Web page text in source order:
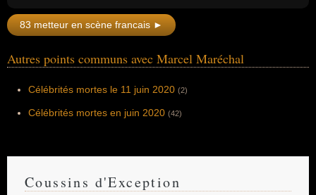
mis en scène Eschyle, Botho Strauss,
Goldoni, Pirandello, Shakespeare, Sophocle,
Gabriel Calderon, Marivaux...
83 metteur en scène francais ►
Autres points communs avec Marcel Maréchal
Célébrités mortes le 11 juin 2020 (2)
Célébrités mortes en juin 2020 (42)
Coussins d'Exception